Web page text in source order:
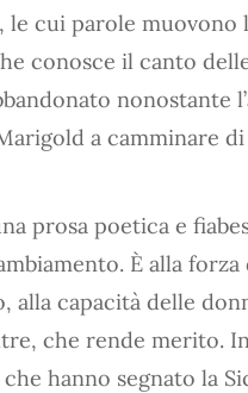
cui parole muovono
conosce il canto
nonostante
a camminare
prosa poetica e
È alla forza
alla capacità delle
che rende merito.
hanno segnato la